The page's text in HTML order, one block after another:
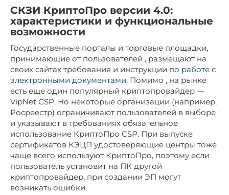
СКЗИ КриптоПро версии 4.0:
характеристики и функциональные
возможности
Государственные порталы и торговые площадки,
принимающие от пользователей , размещают на
своих сайтах требования и инструкции по работе с
электронными документами. Помимо , на рынке
есть еще один популярный криптопровайдер —
VipNet CSP. Но некоторые организации (например,
Росреестр) ограничивают пользователей в выборе
и указывают в требованиях обязательное
использование КриптоПро CSP. При выпуске
сертификатов КЭЦП удостоверяющие центры тоже
чаще всего используют КриптоПро, поэтому если
пользователь установит на ПК другой
криптопровайдер, при создании ЭП могут
возникать ошибки.